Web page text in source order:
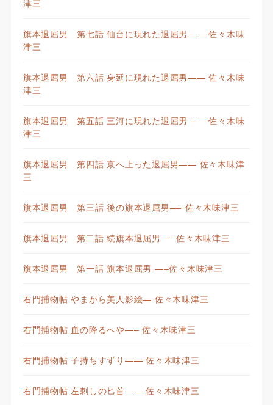
津三
旗本退屈男 第七話 仙台に現れた退屈男—— 佐々木味
津三
旗本退屈男 第六話 身延に現れた退屈男—— 佐々木味
津三
旗本退屈男 第五話 三河に現れた退屈男 ——佐々木味
津三
旗本退屈男 第四話 京へ上った退屈男—— 佐々木味津
三
旗本退屈男 第三話 後の旗本退屈男—- 佐々木味津三
旗本退屈男 第二話 続旗本退屈男—- 佐々木味津三
旗本退屈男 第一話 旗本退屈男 —–佐々木味津三
右門捕物帖 やまがら美人影絵— 佐々木味津三
右門捕物帖 血の降るへや—– 佐々木味津三
右門捕物帖 子持ちすずり—— 佐々木味津三
右門捕物帖 左刺しの匕首—— 佐々木味津三